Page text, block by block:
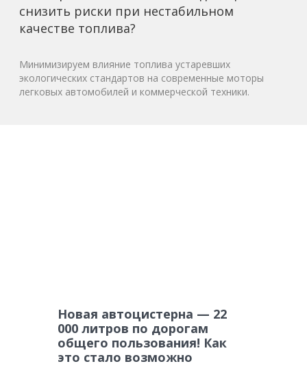
снизить риски при нестабильном
качестве топлива?
Минимизируем влияние топлива устаревших
экологических стандартов на современные моторы
легковых автомобилей и коммерческой техники.
Новая автоцистерна — 22
000 литров по дорогам
общего пользования! Как
это стало возможно